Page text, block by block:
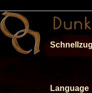
Language